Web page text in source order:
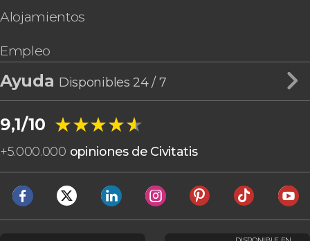
Alojamientos
Empleo
Ayuda Disponibles 24 / 7
9,1/10 ★★★★★
★★★★★
+5.000.000 opiniones de Civitatis